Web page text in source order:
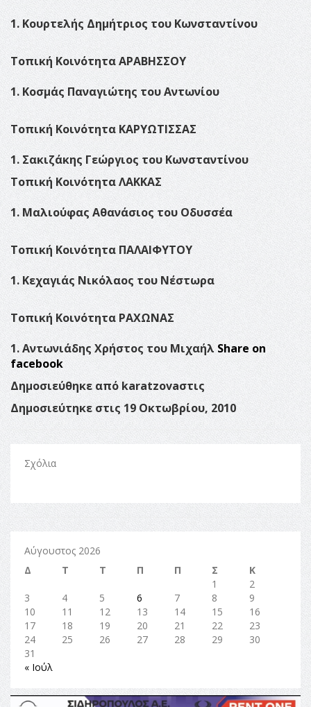
1. Κουρτελής Δημήτριος του Κωνσταντίνου
Τοπική Κοινότητα ΑΡΑΒΗΣΣΟΥ
1. Κοσμάς Παναγιώτης του Αντωνίου
Τοπική Κοινότητα ΚΑΡΥΩΤΙΣΣΑΣ
1. Σακιζάκης Γεώργιος του Κωνσταντίνου
Τοπική Κοινότητα ΛΑΚΚΑΣ
1. Μαλιούφας Αθανάσιος του Οδυσσέα
Τοπική Κοινότητα ΠΑΛΑΙΦΥΤΟΥ
1. Κεχαγιάς Νικόλαος του Νέστωρα
Τοπική Κοινότητα ΡΑΧΩΝΑΣ
1. Αντωνιάδης Χρήστος του Μιχαήλ Share on
facebook
Δημοσιεύθηκε από karatzovaστις
Δημοσιεύτηκε στις 19 Οκτωβρίου, 2010
Σχόλια
Αύγουστος 2026
Δ
Τ Τ Π Π Σ
Κ
1
2
3
4 5 6 7 8
9
10
11 12 13 14 15
16
17
18 19 20 21 22
23
24
25 26 27 28 29
30
31
« Ιούλ